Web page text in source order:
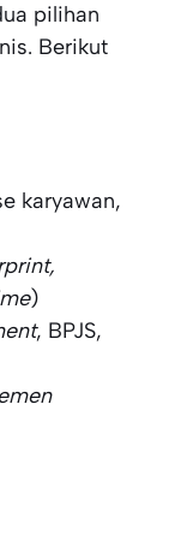
pilihan
Berikut
karyawan,
)
, BPJS,